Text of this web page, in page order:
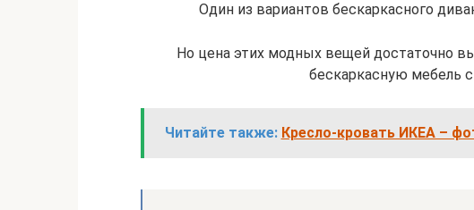
Один из вариантов бескаркасного
Но цена этих модных вещей достаточно
бескаркасную мебель
Читайте также: Кресло-кровать ИКЕА –